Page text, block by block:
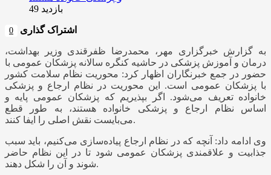
بازدید 49
اشتراک گذاری 0
به گزارش خبرگزاری مهر، محمدرضا ظفرقندی وزیر بهداشت،
درمان و آموزش پزشکی در حاشیه کنگره سالانه پزشکان عمومی با
حضور در جمع خبرنگاران اظهار کرد: محوریت نظام سلامت کشور
با پزشکان عمومی است. این محوریت در نظام ارجاع و پزشکی
خانواده تعریف می‌شود. اگر بپذیریم که پزشکان عمومی پایه و
اساس نظام ارجاع و پزشکی خانواده هستند، به طور قطع
می‌بایست نقش اصلی را ایفا کنند.
وی ادامه داد: آنچه که در نظام ارجاع پیاده‌سازی می‌کنیم، باید سبب
جذابیت و علاقمندی پزشکان عمومی شود تا در این نظام حاضر
شوند و آن را شکل دهند.